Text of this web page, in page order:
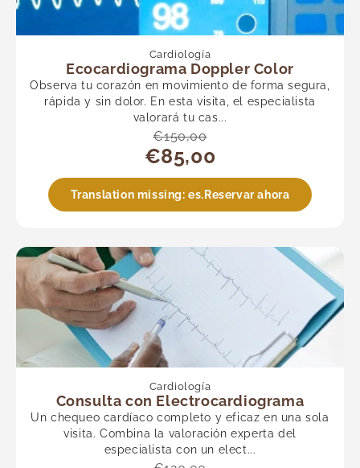
Cardiología
Ecocardiograma Doppler Color
Observa tu corazón en movimiento de forma segura,
rápida y sin dolor. En esta visita, el especialista
valorará tu cas...
€150,00
€85,00
Translation missing: es.Reservar ahora
Cardiología
Consulta con Electrocardiograma
Un chequeo cardíaco completo y eficaz en una sola
visita. Combina la valoración experta del
especialista con un elect...